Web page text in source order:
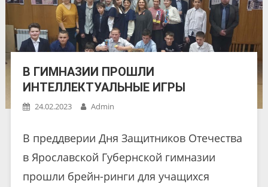
В ГИМНАЗИИ ПРОШЛИ
ИНТЕЛЛЕКТУАЛЬНЫЕ ИГРЫ
24.02.2023 Admin
В преддверии Дня Защитников Отечества
в Ярославской Губернской гимназии
прошли брейн-ринги для учащихся